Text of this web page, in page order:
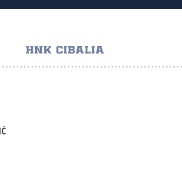
HNK CIBALIA